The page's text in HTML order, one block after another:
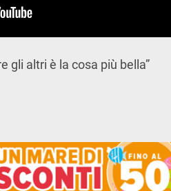
gli altri è la cosa più bella”